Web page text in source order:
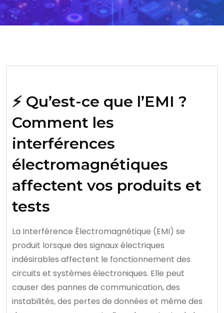
⚡ Qu’est-ce que l’EMI ?
Comment les
interférences
électromagnétiques
affectent vos produits et
tests
La Interférence Électromagnétique (EMI) se
produit lorsque des signaux électriques
indésirables affectent le fonctionnement des
circuits et systèmes électroniques. Elle peut
causer des pannes de communication, des
instabilités, des pertes de données et même des